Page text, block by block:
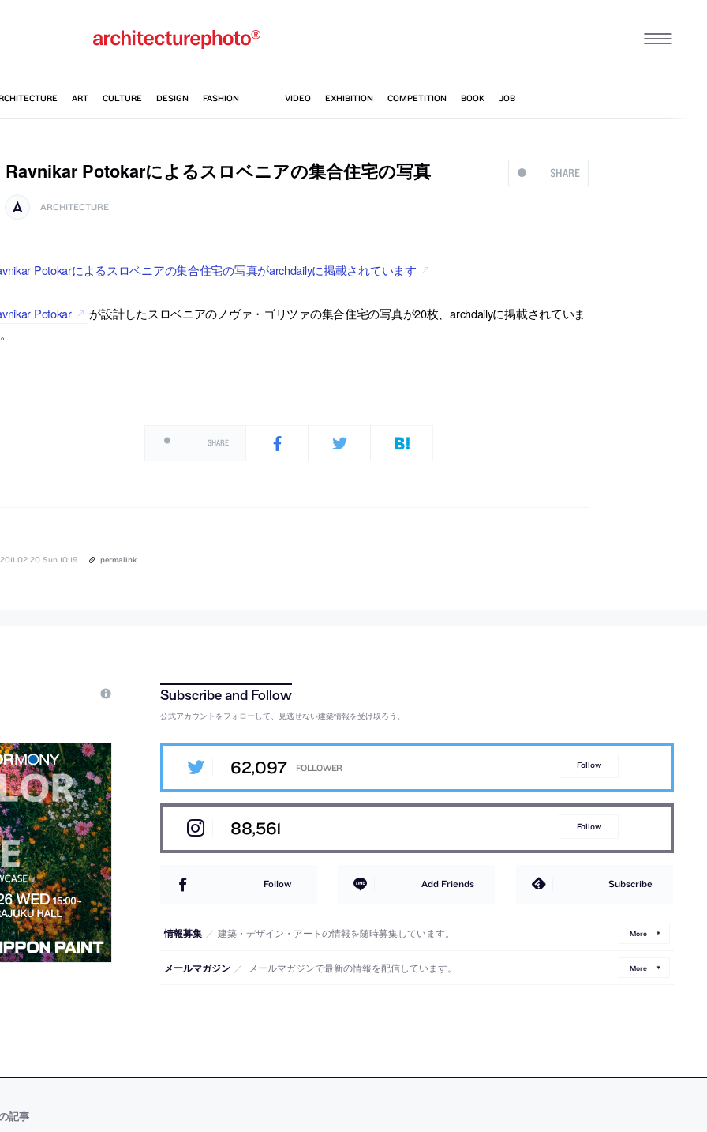
SHARE
Ravnikar Potokarによるスロベニアの集合住宅の写真
ARCHITECTURE
Potokarによるスロベニアの集合住宅の写真がarchdailyに掲載されています
Potokar
が設計したスロベニアのノヴァ・ゴリツァの集合住宅の写真が20枚、archdailyに掲載されていま
SHARE
2011.02.20 Sun 10:19 permalink
公式アカウントをフォローして、見逃せない建築情報を受け取ろう。
62,097 Follow
88,561 Follow
Follow Add Friends Subscribe
情報募集 ／ 建築・デザイン・アートの情報を随時募集しています。 More
メールマガジン ／ メールマガジンで最新の情報を配信しています。 More
記事